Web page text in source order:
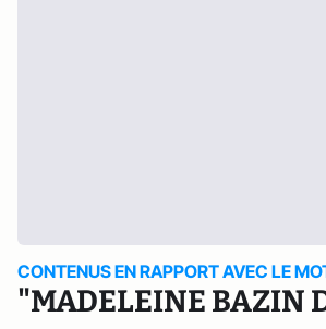
CONTENUS EN RAPPORT AVEC LE
"MADELEINE BAZIN